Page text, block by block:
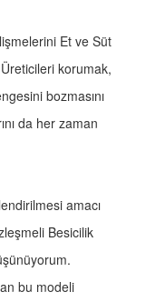
Et ve Süt
korumak,
bozmasını
da her zaman
amacı
Besicilik
bu modeli